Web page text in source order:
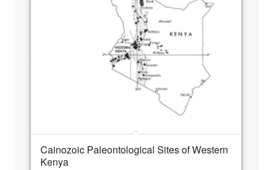
Cainozoic Paleontological Sites of Western
Kenya